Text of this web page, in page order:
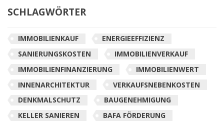
SCHLAGWÖRTER
IMMOBILIENKAUF
ENERGIEEFFIZIENZ
SANIERUNGSKOSTEN
IMMOBILIENVERKAUF
IMMOBILIENFINANZIERUNG
IMMOBILIENWERT
INNENARCHITEKTUR
VERKAUFSNEBENKOSTEN
DENKMALSCHUTZ
BAUGENEHMIGUNG
KELLER SANIEREN
BAFA FÖRDERUNG